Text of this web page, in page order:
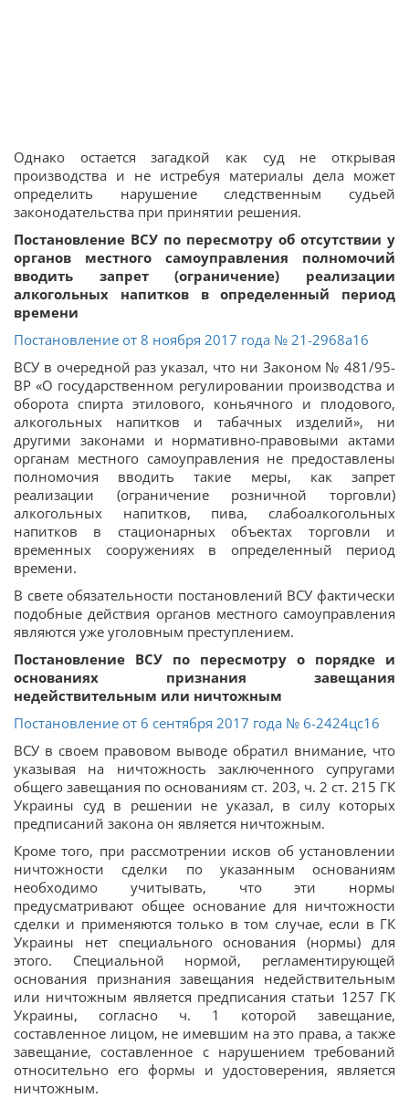
Однако остается загадкой как суд не открывая
производства и не истребуя материалы дела может
определить нарушение следственным судьей
законодательства при принятии решения.
Постановление ВСУ по пересмотру об отсутствии у
органов местного самоуправления полномочий
вводить запрет (ограничение) реализации
алкогольных напитков в определенный период
времени
Постановление от 8 ноября 2017 года № 21-2968а16
ВСУ в очередной раз указал, что ни Законом № 481/95-
ВР «О государственном регулировании производства и
оборота спирта этилового, коньячного и плодового,
алкогольных напитков и табачных изделий», ни
другими законами и нормативно-правовыми актами
органам местного самоуправления не предоставлены
полномочия вводить такие меры, как запрет
реализации (ограничение розничной торговли)
алкогольных напитков, пива, слабоалкогольных
напитков в стационарных объектах торговли и
временных сооружениях в определенный период
времени.
В свете обязательности постановлений ВСУ фактически
подобные действия органов местного самоуправления
являются уже уголовным преступлением.
Постановление ВСУ по пересмотру о порядке и
основаниях признания завещания
недействительным или ничтожным
Постановление от 6 сентября 2017 года № 6-2424цс16
ВСУ в своем правовом выводе обратил внимание, что
указывая на ничтожность заключенного супругами
общего завещания по основаниям ст. 203, ч. 2 ст. 215 ГК
Украины суд в решении не указал, в силу которых
предписаний закона он является ничтожным.
Кроме того, при рассмотрении исков об установлении
ничтожности сделки по указанным основаниям
необходимо учитывать, что эти нормы
предусматривают общее основание для ничтожности
сделки и применяются только в том случае, если в ГК
Украины нет специального основания (нормы) для
этого. Специальной нормой, регламентирующей
основания признания завещания недействительным
или ничтожным является предписания статьи 1257 ГК
Украины, согласно ч. 1 которой завещание,
составленное лицом, не имевшим на это права, а также
завещание, составленное с нарушением требований
относительно его формы и удостоверения, является
ничтожным.